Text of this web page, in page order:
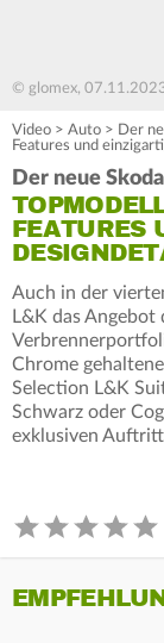
© glomex,
Video > Auto > Der
Features und
Der neue
FEATURES
Auch in der
L&K das Angebot
Chrome
Selection L&K
Schwarz oder
exklusiven